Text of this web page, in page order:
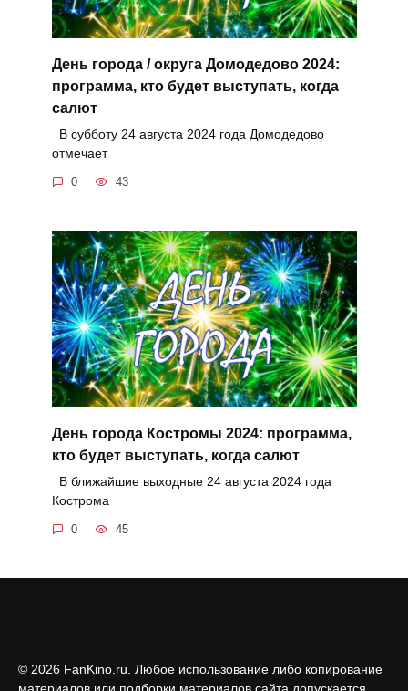
День города / округа Домодедово 2024:
программа, кто будет выступать, когда
салют
В субботу 24 августа 2024 года Домодедово
отмечает
0 43
День города Костромы 2024: программа,
кто будет выступать, когда салют
В ближайшие выходные 24 августа 2024 года
Кострома
0 45
© 2026 FanKino.ru. Любое использование либо копирование